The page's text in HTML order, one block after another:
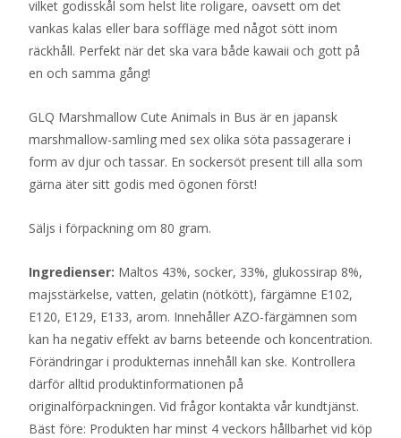
vilket godisskål som helst lite roligare, oavsett om det
vankas kalas eller bara soffläge med något sött inom
räckhåll. Perfekt när det ska vara både kawaii och gott på
en och samma gång!
GLQ Marshmallow Cute Animals in Bus är en japansk
marshmallow-samling med sex olika söta passagerare i
form av djur och tassar. En sockersöt present till alla som
gärna äter sitt godis med ögonen först!
Säljs i förpackning om 80 gram.
Ingredienser: Maltos 43%, socker, 33%, glukossirap 8%,
majsstärkelse, vatten, gelatin (nötkött), färgämne E102,
E120, E129, E133, arom. Innehåller AZO-färgämnen som
kan ha negativ effekt av barns beteende och koncentration.
Förändringar i produkternas innehåll kan ske. Kontrollera
därför alltid produktinformationen på
originalförpackningen. Vid frågor kontakta vår kundtjänst.
Bäst före: Produkten har minst 4 veckors hållbarhet vid köp